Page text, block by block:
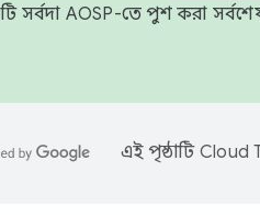
সর্বদা AOSP-তে পুশ করা
এই পৃষ্ঠাটি Cloud